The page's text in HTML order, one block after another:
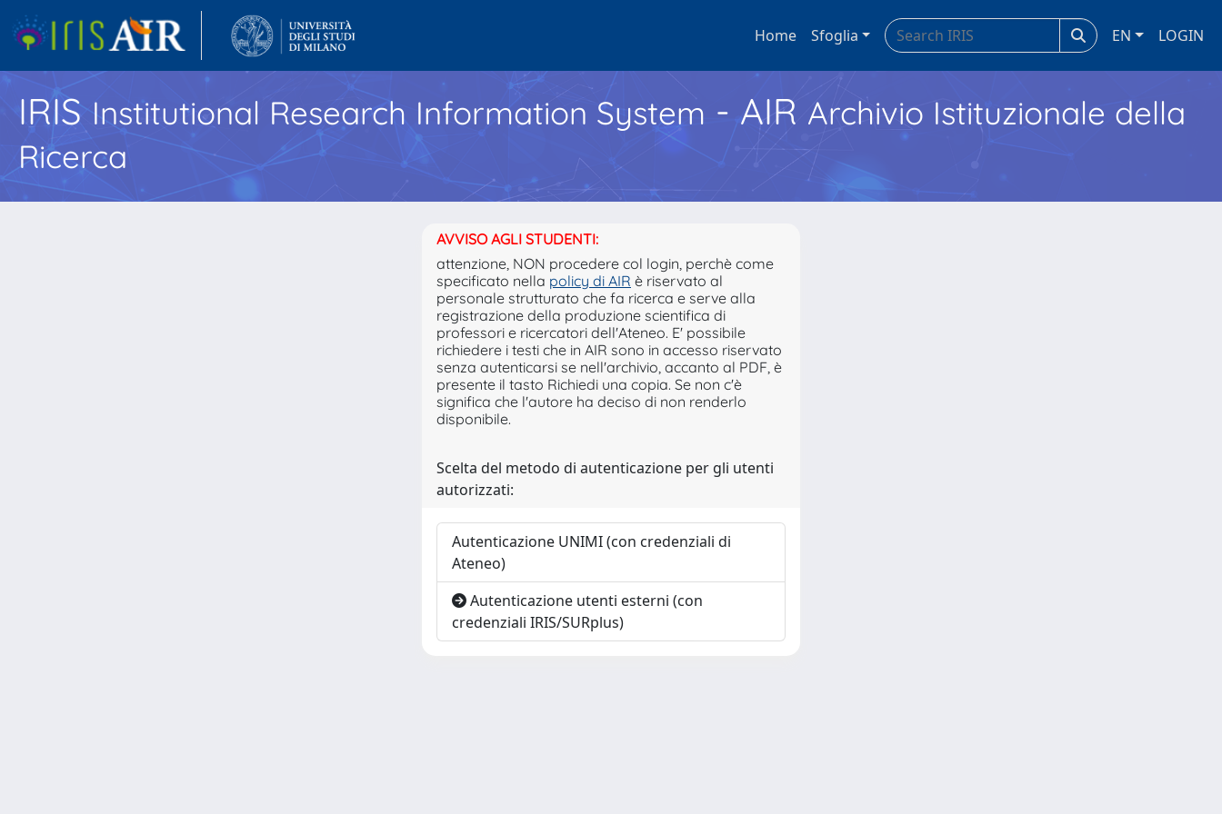
Home Sfoglia EN LOGIN
IRISInstitutional Research Information System - AIR Archivio Istituzionale della
Ricerca
AVVISO AGLI STUDENTI:
attenzione, NON procedere col login, perchè come
specificato nella policy di AIR è riservato al
personale strutturato che fa ricerca e serve alla
registrazione della produzione scientifica di
professori e ricercatori dell'Ateneo. E' possibile
richiedere i testi che in AIR sono in accesso riservato
senza autenticarsi se nell'archivio, accanto al PDF, è
presente il tasto Richiedi una copia. Se non c'è
significa che l'autore ha deciso di non renderlo
disponibile.
Scelta del metodo di autenticazione per gli utenti
autorizzati:
Autenticazione UNIMI (con credenziali di
Ateneo)
Autenticazione utenti esterni (con
credenziali IRIS/SURplus)